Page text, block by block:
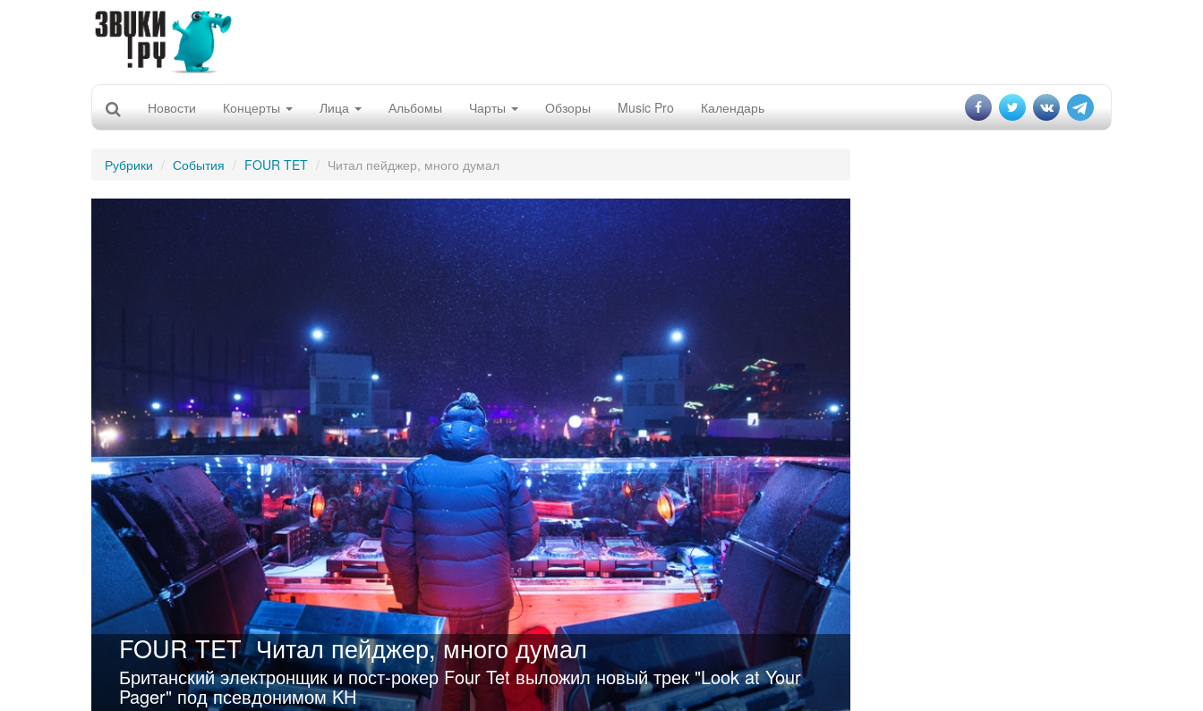
Новости Концерты Лица Альбомы Чарты Обзоры Music Pro Календарь
Рубрики События FOUR TET Читал пейджер, много думал
FOUR TET Читал пейджер, много думал
Британский электронщик и пост-рокер Four Tet выложил новый трек "Look at Your
Pager" под псевдонимом KH